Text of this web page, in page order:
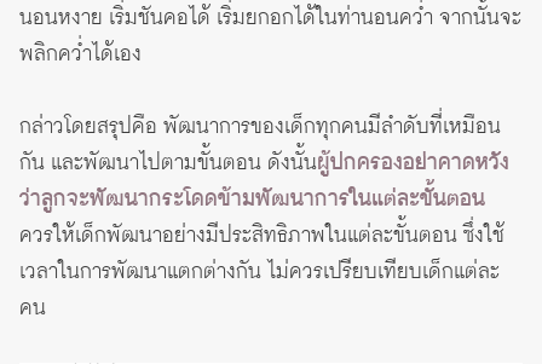
นอนหงาย เริ่มชันคอได้ เริ่มยกอกได้ในท่านอนคว่ำ จากนั้นจะ
พลิกคว่ำได้เอง
กล่าวโดยสรุปคือ พัฒนาการของเด็กทุกคนมีลำดับที่เหมือน
กัน และพัฒนาไปตามขั้นตอน ดังนั้นผู้ปกครองอย่าคาดหวัง
ว่าลูกจะพัฒนากระโดดข้ามพัฒนาการในแต่ละขั้นตอน
ควรให้เด็กพัฒนาอย่างมีประสิทธิภาพในแต่ละขั้นตอน ซึ่งใช้
เวลาในการพัฒนาแตกต่างกัน ไม่ควรเปรียบเทียบเด็กแต่ละ
คน